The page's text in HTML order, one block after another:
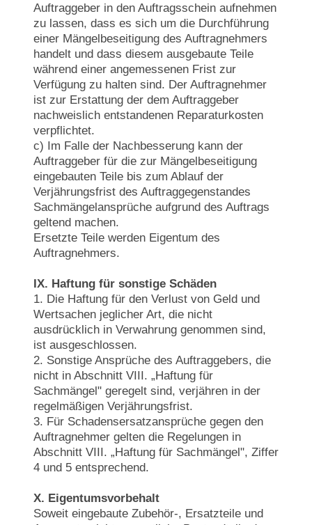
Auftraggeber in den Auftragsschein aufnehmen
zu lassen, dass es sich um die Durchführung
einer Mängelbeseitigung des Auftragnehmers
handelt und dass diesem ausgebaute Teile
während einer angemessenen Frist zur
Verfügung zu halten sind. Der Auftragnehmer
ist zur Erstattung der dem Auftraggeber
nachweislich entstandenen Reparaturkosten
verpflichtet.
c) Im Falle der Nachbesserung kann der
Auftraggeber für die zur Mängelbeseitigung
eingebauten Teile bis zum Ablauf der
Verjährungsfrist des Auftraggegenstandes
Sachmängelansprüche aufgrund des Auftrags
geltend machen.
Ersetzte Teile werden Eigentum des
Auftragnehmers.
IX. Haftung für sonstige Schäden
1. Die Haftung für den Verlust von Geld und
Wertsachen jeglicher Art, die nicht
ausdrücklich in Verwahrung genommen sind,
ist ausgeschlossen.
2. Sonstige Ansprüche des Auftraggebers, die
nicht in Abschnitt VIII. „Haftung für
Sachmängel" geregelt sind, verjähren in der
regelmäßigen Verjährungsfrist.
3. Für Schadensersatzansprüche gegen den
Auftragnehmer gelten die Regelungen in
Abschnitt VIII. „Haftung für Sachmängel", Ziffer
4 und 5 entsprechend.
X. Eigentumsvorbehalt
Soweit eingebaute Zubehör-, Ersatzteile und